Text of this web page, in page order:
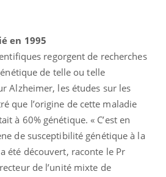
en 1995
regorgent de recherches
de telle ou telle
Alzheimer, les études sur les
que l’origine de cette maladie
à 60% génétique. « C’est en
de susceptibilité génétique à la
été découvert, raconte le Pr
de l’unité mixte de